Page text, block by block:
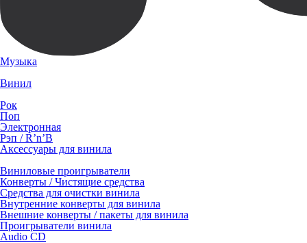
Музыка
Винил
Рок
Поп
Электронная
Рэп / R’n’B
Аксессуары для винила
Виниловые проигрыватели
Конверты / Чистящие средства
Средства для очистки винила
Внутренние конверты для винила
Внешние конверты / пакеты для винила
Проигрыватели винила
Audio CD